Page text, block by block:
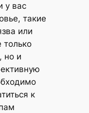
у вас
такие
или
только
но и
к